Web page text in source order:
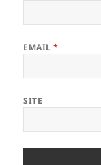
EMAIL*
SITE